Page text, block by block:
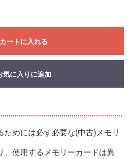
カートに入れる
気に入りに追加
ためには必ず必要な(中古)メモリ
、使用するメモリーカードは異